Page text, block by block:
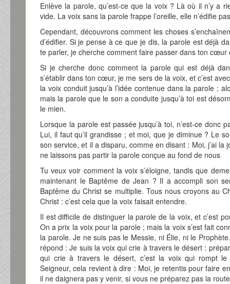
Enlève la parole, qu’est-ce que la voix ? Là où il n’y a
vide. La voix sans la parole frappe l’oreille, elle n’édifie
Cependant, découvrons comment les choses
d’édifier. Si je pense à ce que je dis, la parole est déjà
te parler, je cherche comment faire passer dans ton cœur
Si je cherche donc comment la parole qui est déjà
s’établir dans ton cœur, je me sers de la voix, et c’est
la voix conduit jusqu’à l’idée contenue dans la parole ;
mais la parole que le son a conduite jusqu’à toi est
le mien.
Lorsque la parole est passée jusqu’à toi, n’est-ce donc
Lui, il faut qu’il grandisse ; et moi, que je diminue ? Le
son service, et il a disparu, comme en disant : Moi, j’ai la
ne laissons pas partir la parole conçue au fond de nous
Tu veux voir comment la voix s’éloigne, tandis que
maintenant le Baptême de Jean ? Il a accompli son
Baptême du Christ se multiplie. Tous nous croyons au
Christ : c’est cela que la voix faisait entendre.
Il est difficile de distinguer la parole de la voix, et c’est
On a prix la voix pour la parole ; mais la voix s’est fait
la parole. Je ne suis pas le Messie, ni Élie, ni le
répond : Je suis la voix qui crie à travers le désert :
qui crie à travers le désert, c’est la voix qui rompt
Seigneur, cela revient à dire : Moi, je retentis pour faire
il ne daignera pas y venir, si vous ne préparez pas la